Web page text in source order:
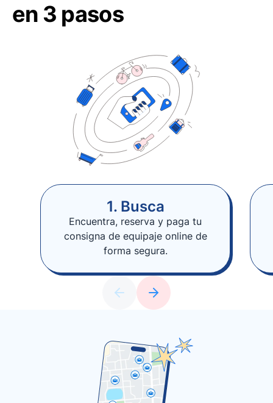
en 3 pasos
1. Busca
Encuentra, reserva y paga tu
consigna de equipaje online de
forma segura.